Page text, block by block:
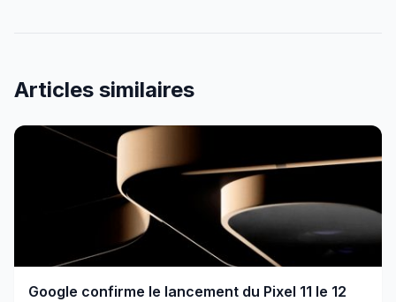
Articles similaires
Google confirme le lancement du Pixel 11 le 12